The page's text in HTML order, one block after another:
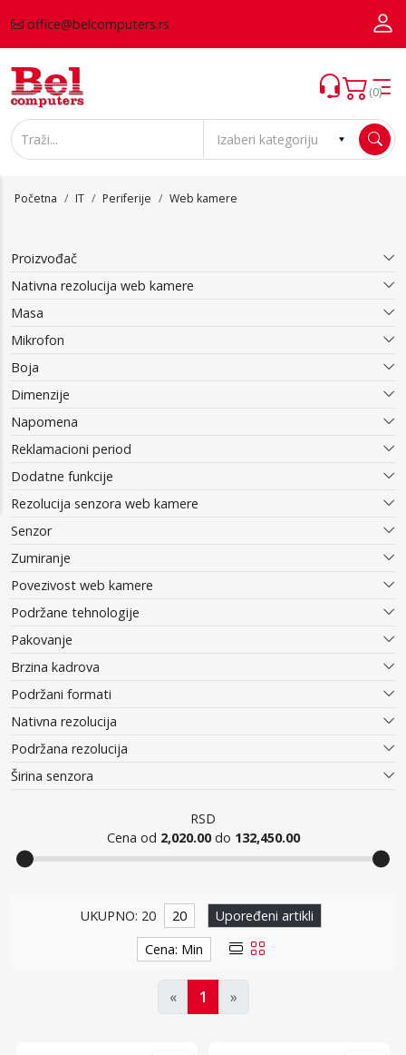
office@belcomputers.rs
(0)
Početna IT Periferije Web kamere
Proizvođač
Nativna rezolucija web kamere
Masa
Mikrofon
Boja
Dimenzije
Napomena
Reklamacioni period
Dodatne funkcije
Rezolucija senzora web kamere
Senzor
Zumiranje
Povezivost web kamere
Podržane tehnologije
Pakovanje
Brzina kadrova
Podržani formati
Nativna rezolucija
Podržana rezolucija
Širina senzora
RSD
Cena od 2,020.00do 132,450.00
Web kamere
UKUPNO: 20 20
Upoređeni artikli
Cena: Min
« 1 »